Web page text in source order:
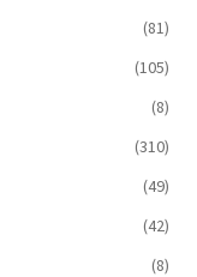
(81)
(105)
(8)
(310)
(49)
(42)
(8)